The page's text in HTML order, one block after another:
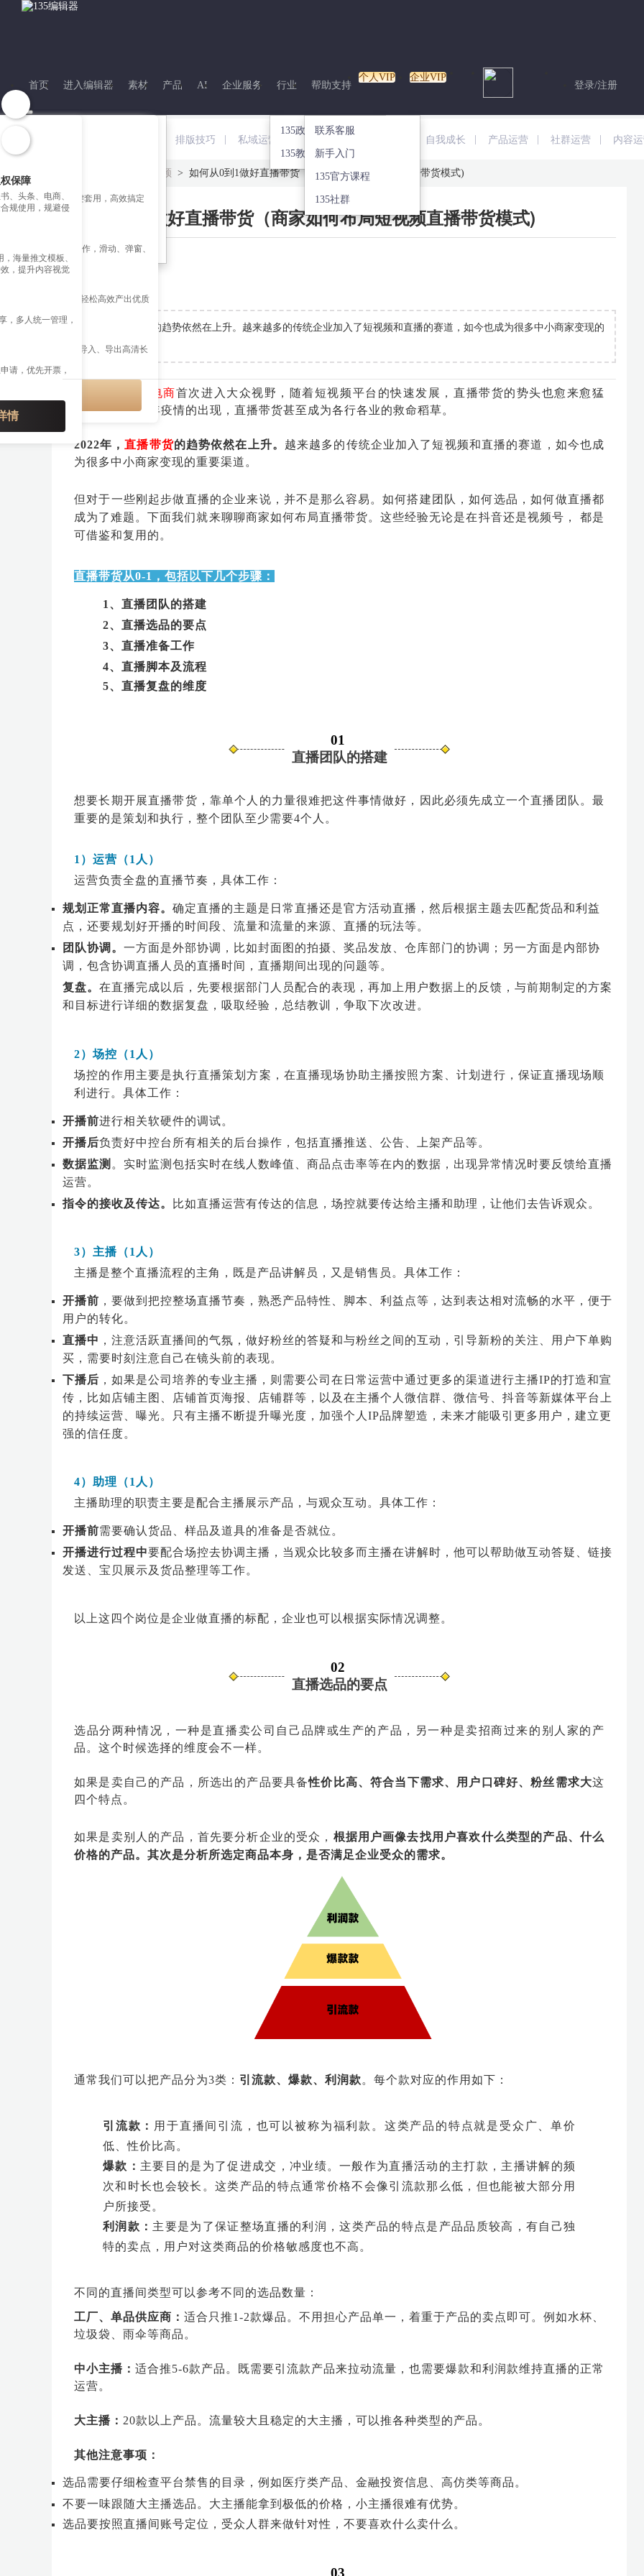
首页 进入编辑器 素材
营销日历
产品
135公众号插件下载
135多平台分发
AI
图片拼图
135摄影图
图片美化
企业服务
135企业培训
行业
135政企专栏
135教育专栏
帮助支持
联系客服
新手入门
135官方课程
135社群
个人VIP
材
+ 精美推文模板一键套用，高效搞定
图、互动模板一键制作，滑动、弹窗、
交互效果随心用
AI 文章配图改图，轻松高效产出优质
众号管理、多格式导入、导出高清长
企业VIP
保障
、头条、电商、
规使用，规避侵
海量推文模板、
，提升内容视觉
，多人统一管理，
请，优先开票，
情
登录/注册
排版技巧 私域运营 自我成长 产品运营 社群运营 内容
短视频 > 如何从0到1做好直播带货（商家如何布局短视频直播带货模式)
如何从0到1做好直播带货（商家如何布局短视频直播带货模式)
2022-04-30 23:53:49
2022年，直播带货的趋势依然在上升。越来越多的传统企业加入了短视频和直播的赛道，如今也成为很多中小商家变现的
重要渠道。
直播电商首次进入大众视野，随着短视频平台的快速发展，直播带货的势头也愈来愈猛
烈。到了2020年疫情的出现，直播带货甚至成为各行各业的救命稻草。
2022年，直播带货的趋势依然在上升。 越来越多的传统企业加入了短视频和直播的赛道，如今也成
为很多中小商家变现的重要渠道。
但对于一些刚起步做直播的企业来说，并不是那么容易。如何搭建团队，如何选品，如何做直播都
成为了难题。下面我们就来聊聊商家如何布局直播带货。这些经验无论是在抖音还是视频号， 都是
可借鉴和复用的。
直播带货从0-1，包括以下几个步骤：
1、直播团队的搭建
2、直播选品的要点
3、直播准备工作
4、直播脚本及流程
5、直播复盘的维度
01
直播团队的搭建
想要长期开展直播带货，靠单个人的力量很难把这件事情做好，因此必须先成立一个直播团队。最
重要的是策划和执行，整个团队至少需要4个人。
1）运营（1人）
运营负责全盘的直播节奏，具体工作：
规划正常直播内容。 确定直播的主题是日常直播还是官方活动直播，然后根据主题去匹配货品和利益
点，还要规划好开播的时间段、流量和流量的来源、直播的玩法等。
团队协调。 一方面是外部协调，比如封面图的拍摄、奖品发放、仓库部门的协调；另一方面是内部协
调，包含协调直播人员的直播时间，直播期间出现的问题等。
复盘。 在直播完成以后，先要根据部门人员配合的表现，再加上用户数据上的反馈，与前期制定的方案
和目标进行详细的数据复盘，吸取经验，总结教训，争取下次改进。
2）场控（1人）
场控的作用主要是执行直播策划方案，在直播现场协助主播按照方案、计划进行，保证直播现场顺
利进行。具体工作：
开播前进行相关软硬件的调试。
开播后负责好中控台所有相关的后台操作，包括直播推送、公告、上架产品等。
数据监测 。实时监测包括实时在线人数峰值、商品点击率等在内的数据，出现异常情况时要反馈给直播
运营。
指令的接收及传达。
比如直播运营有传达的信息，场控就要传达给主播和助理，让他们去告诉观众。
3）主播（1人）
主播是整个直播流程的主角，既是产品讲解员，又是销售员。具体工作：
开播前 ，要做到把控整场直播节奏，熟悉产品特性、脚本、利益点等，达到表达相对流畅的水平，便于
用户的转化。
直播中 ，注意活跃直播间的气氛，做好粉丝的答疑和与粉丝之间的互动，引导新粉的关注、用户下单购
买，需要时刻注意自己在镜头前的表现。
下播后 ，如果是公司培养的专业主播，则需要公司在日常运营中通过更多的渠道进行主播IP的打造和宣
传，比如店铺主图、店铺首页海报、店铺群等，以及在主播个人微信群、微信号、抖音等新媒体平台上
的持续运营、曝光。只有主播不断提升曝光度，加强个人IP品牌塑造，未来才能吸引更多用户，建立更
强的信任度。
4）助理（1人）
主播助理的职责主要是配合主播展示产品，与观众互动。具体工作：
开播前需要确认货品、样品及道具的准备是否就位。
开播进行过程中要配合场控去协调主播，当观众比较多而主播在讲解时，他可以帮助做互动答疑、链接
发送、宝贝展示及货品整理等工作。
以上这四个岗位是企业做直播的标配，企业也可以根据实际情况调整。
02
直播选品的要点
选品分两种情况，一种是直播卖公司自己品牌或生产的产品，另一种是卖招商过来的别人家的产
品。这个时候选择的维度会不一样。
如果是卖自己的产品，所选出的产品要具备性价比高、符合当下需求、用户口碑好、粉丝需求大这
四个特点。
如果是卖别人的产品，首先要分析企业的受众， 根据用户画像去找用户喜欢什么类型的产品、什么
价格的产品。其次是分析所选定商品本身，是否满足企业受众的需求。
通常我们可以把产品分为3类： 引流款、爆款、利润款。每个款对应的作用如下：
引流款： 用于直播间引流，也可以被称为福利款。这类产品的特点就是受众广、单价
低、性价比高。
爆款： 主要目的是为了促进成交，冲业绩。一般作为直播活动的主打款，主播讲解的频
次和时长也会较长。这类产品的特点通常价格不会像引流款那么低，但也能被大部分用
户所接受。
利润款： 主要是为了保证整场直播的利润，这类产品的特点是产品品质较高，有自己独
特的卖点，用户对这类商品的价格敏感度也不高。
不同的直播间类型可以参考不同的选品数量：
工厂、单品供应商： 适合只推1-2款爆品。不用担心产品单一，着重于产品的卖点即可。例如水杯、
垃圾袋、雨伞等商品。
中小主播： 适合推5-6款产品。既需要引流款产品来拉动流量，也需要爆款和利润款维持直播的正常
运营。
大主播： 20款以上产品。流量较大且稳定的大主播，可以推各种类型的产品。
其他注意事项：
选品需要仔细检查平台禁售的目录，例如医疗类产品、金融投资信息、高仿类等商品。
不要一味跟随大主播选品。大主播能拿到极低的价格，小主播很难有优势。
选品要按照直播间账号定位，受众人群来做针对性，不要喜欢什么卖什么。
03